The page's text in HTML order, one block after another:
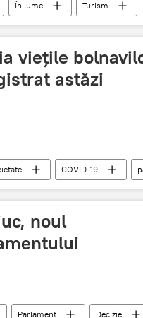
În lume Turism
viețile
astăzi
COVID-19
noul
Parlament Decizie